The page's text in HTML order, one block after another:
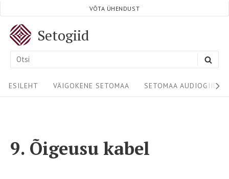
content
Setogiid
Search
VÕTA ÜHENDUST
Site
Navigation
ESILEHT VÄIGOKENE SETOMAA SETOMAA AUDIOGIIDID
9. Õigeusu kabel